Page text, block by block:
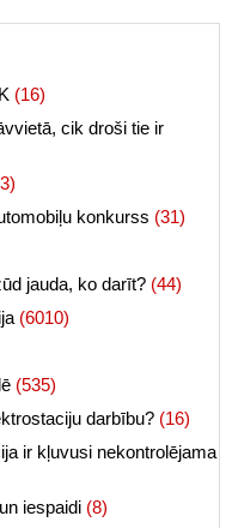
(16)
cik droši tie ir
konkurss (31)
jauda, ko darīt? (44)
(6010)
(535)
darbību? (16)
ir kļuvusi nekontrolējama
iespaidi (8)